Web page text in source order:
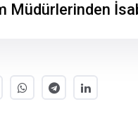
Müdürlerinden